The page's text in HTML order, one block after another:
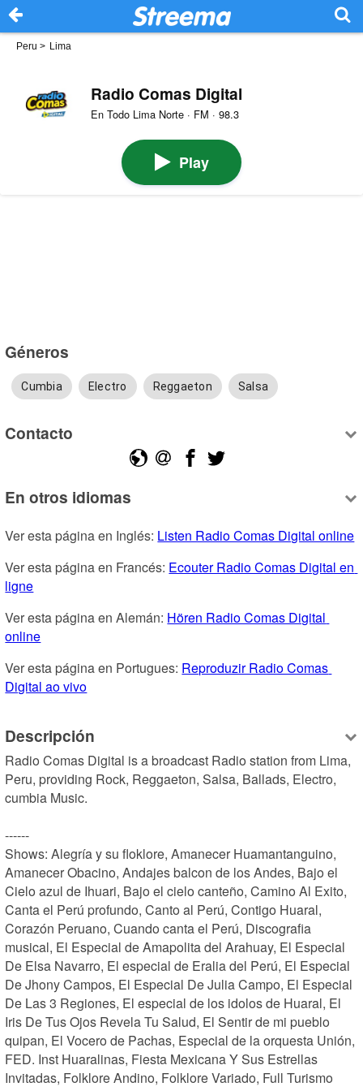
Peru > Lima
Radio Comas Digital
En Todo Lima Norte · FM · 98.3
Play
Géneros
Cumbia Electro Reggaeton Salsa
Contacto
En otros idiomas
Ver esta página en Inglés: Listen Radio Comas Digital online
Ver esta página en Francés: Ecouter Radio Comas Digital en
ligne
Ver esta página en Alemán: Hören Radio Comas Digital
online
Ver esta página en Portugues: Reproduzir Radio Comas
Digital ao vivo
Descripción
Radio Comas Digital is a broadcast Radio station from Lima,
Peru, providing Rock, Reggaeton, Salsa, Ballads, Electro,
cumbia Music.
------
Shows: Alegría y su floklore, Amanecer Huamantanguino,
Amanecer Obacino, Andajes balcon de los Andes, Bajo el
Cielo azul de Ihuari, Bajo el cielo canteño, Camino Al Exito,
Canta el Perú profundo, Canto al Perú, Contigo Huaral,
Corazón Peruano, Cuando canta el Perú, Discografia
musical, El Especial de Amapolita del Arahuay, El Especial
De Elsa Navarro, El especial de Eralia del Perú, El Especial
De Jhony Campos, El Especial De Julia Campo, El Especial
De Las 3 Regiones, El especial de los idolos de Huaral, El
Iris De Tus Ojos Revela Tu Salud, El Sentir de mi pueblo
quipan, El Vocero de Pachas, Especial de la orquesta Unión,
FED. Inst Huaralinas, Fiesta Mexicana Y Sus Estrellas
Invitadas, Folklore Andino, Folklore Variado, Full Turismo